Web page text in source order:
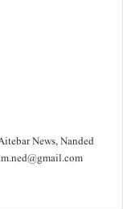
News, Nanded